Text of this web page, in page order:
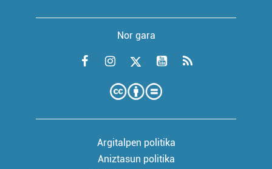
Nor gara
Argitalpen politika
Aniztasun politika